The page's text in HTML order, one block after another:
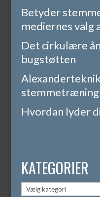
Betyder
mediernes valg
Det cirkulære
bugstøtten
stemmetræning
Hvordan lyder
KATEGORIER
Kategorier